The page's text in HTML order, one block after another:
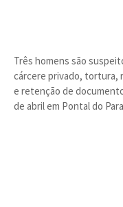
Três homens são
cárcere privado, tortura,
e retenção de
de abril em Pontal do